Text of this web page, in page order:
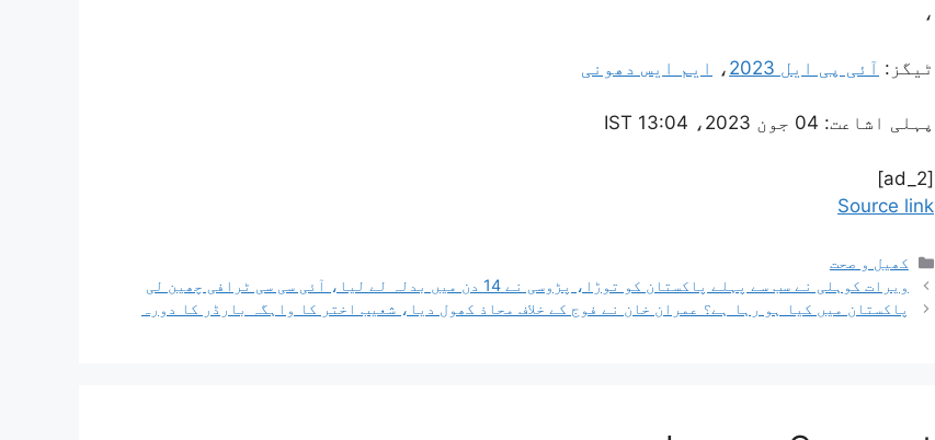
،
ٹیگز: آئی پی ایل 2023 ، ایم ایس دھونی
پہلی اشاعت: 04 جون 2023، 13:04 IST
[ad_2]
Source link
کھیل و صحت
ویرات کوہلی نے سب سے پہلے پاکستان کو توڑا، پڑوسی نے 14 دن میں بدلہ لے لیا، آئی سی سی ٹرافی چھین لی
پاکستان میں کیا ہو رہا ہے؟ عمران خان نے فوج کے خلاف محاذ کھول دیا، شعیب اختر کا واہگہ بارڈر کا دورہ